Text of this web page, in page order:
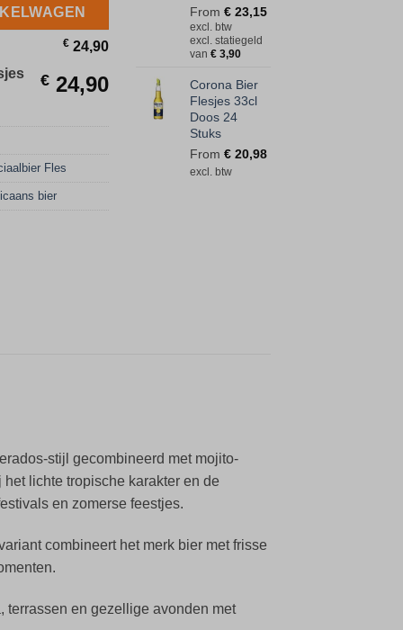
€ 24,90
€ 24,90
Fles
bier
From € 23,15
excl. btw
excl. statiegeld
van € 3,90
Corona Bier
Flesjes 33cl
Doos 24
Stuks
From € 20,98
excl. btw
stijl gecombineerd met mojito-
lichte tropische karakter en de
en zomerse feestjes.
combineert het merk bier met frisse
terrassen en gezellige avonden met